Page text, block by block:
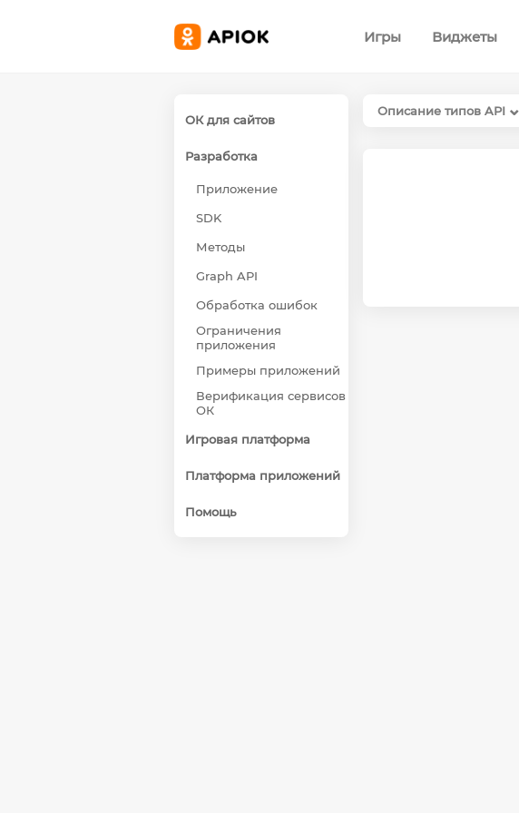
Игры Виджеты
ОК для сайтов
Разработка
Приложение
SDK
Методы
Graph API
Обработка ошибок
Ограничения
приложения
Примеры приложений
Верификация сервисов
ОК
Игровая платформа
Платформа приложений
Помощь
Описание типов API